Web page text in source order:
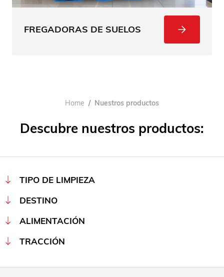
FREGADORAS DE SUELOS
Home Nuestros productos
Descubre nuestros productos:
TIPO DE LIMPIEZA
DESTINO
ALIMENTACIÓN
TRACCIÓN